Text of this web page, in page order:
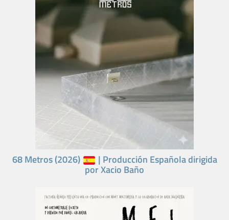
68 Metros (2026) | Producción Española dirigida
por Xacio Baño